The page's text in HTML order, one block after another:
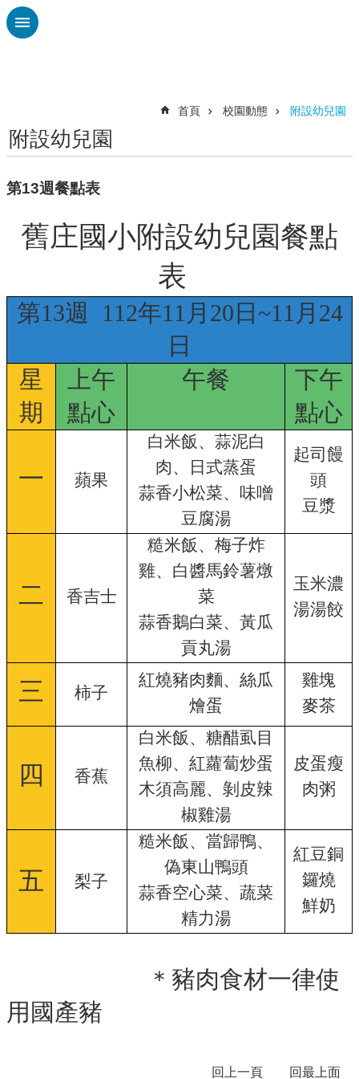
跳到主要內容區塊
認
本
校
行
學
團
隊
設
幼
兒
園
生.
導
專
成
果
化
週
慶
首
導
首頁 校園動態 附設幼兒園
附設幼兒園
第13週餐點表
舊庄國小附設幼兒園餐點
表
第13週 112年11月20日~11月24
日
星
期
上午
點心
午餐
下午
點心
一 蘋果
白米飯、蒜泥白
肉、日式蒸蛋
蒜香小松菜、 味噌
豆腐湯
起司饅
頭
豆漿
二 香吉士
糙米飯、梅子炸
雞、白醬馬鈴薯燉
菜
蒜香鵝白菜、 黃瓜
貢丸湯
玉米濃
湯湯餃
三 柿子
紅燒豬肉麵、絲瓜
燴蛋
雞塊
麥茶
四 香蕉
白米飯、糖醋虱目
魚柳、紅蘿蔔炒蛋
木須高麗、 剝皮辣
椒雞湯
皮蛋瘦
肉粥
五 梨子
糙米飯、當歸鴨、
偽東山鴨頭
蒜香空心菜、 蔬菜
精力湯
紅豆銅
鑼燒
鮮奶
＊豬肉食材一律使
用國產豬
回上一頁 回最上面